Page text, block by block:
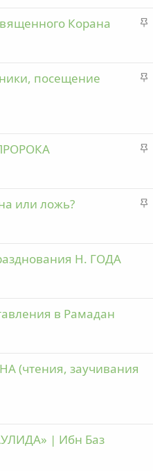
yS
k
Корана
S
y
посещение
S
kS
или ложь?
Н. ГОДА
в Рамадан
(чтения, заучивания
| Ибн Баз